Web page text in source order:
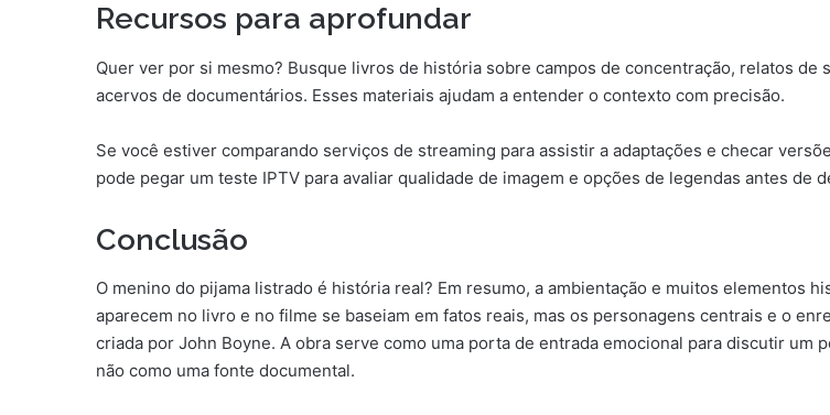
Recursos para aprofundar
Quer ver por si mesmo? Busque livros de história sobre campos de concentração, relatos de
acervos de documentários. Esses materiais ajudam a entender o contexto com precisão.
Se você estiver comparando serviços de streaming para assistir a adaptações e checar
pode pegar um teste IPTV para avaliar qualidade de imagem e opções de legendas antes de
Conclusão
O menino do pijama listrado é história real? Em resumo, a ambientação e muitos elementos
aparecem no livro e no filme se baseiam em fatos reais, mas os personagens centrais e o
criada por John Boyne. A obra serve como uma porta de entrada emocional para discutir um
não como uma fonte documental.